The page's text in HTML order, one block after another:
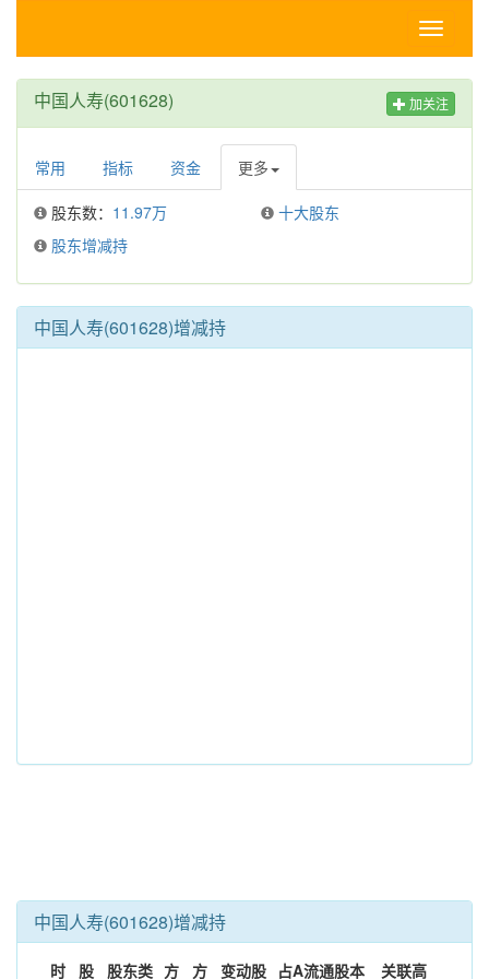
Toggle
中国人寿(601628) 加关注
常用 指标 资金 更多
股东数： 11.97万
十大股东
股东增减持
中国人寿(601628)增减持
中国人寿(601628)增减持
时 股 股东类 方 方 变动股 占A流通股本 关联高